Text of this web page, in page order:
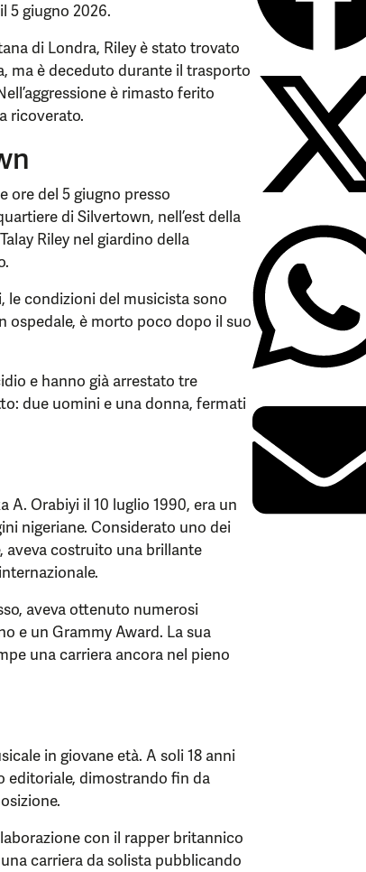
5 giugno 2026.
di Londra, Riley è stato trovato
ma è deceduto durante il trasporto
è rimasto ferito
ricoverato.
ore del 5 giugno presso
di Silvertown, nell’est della
Riley nel giardino della
condizioni del musicista sono
ospedale, è morto poco dopo il suo
e hanno già arrestato tre
due uomini e una donna, fermati
A. Orabiyi il 10 luglio 1990, era un
nigeriane. Considerato uno dei
aveva costruito una brillante
aveva ottenuto numerosi
e un Grammy Award. La sua
una carriera ancora nel pieno
in giovane età. A soli 18 anni
dimostrando fin da
con il rapper britannico
carriera da solista pubblicando